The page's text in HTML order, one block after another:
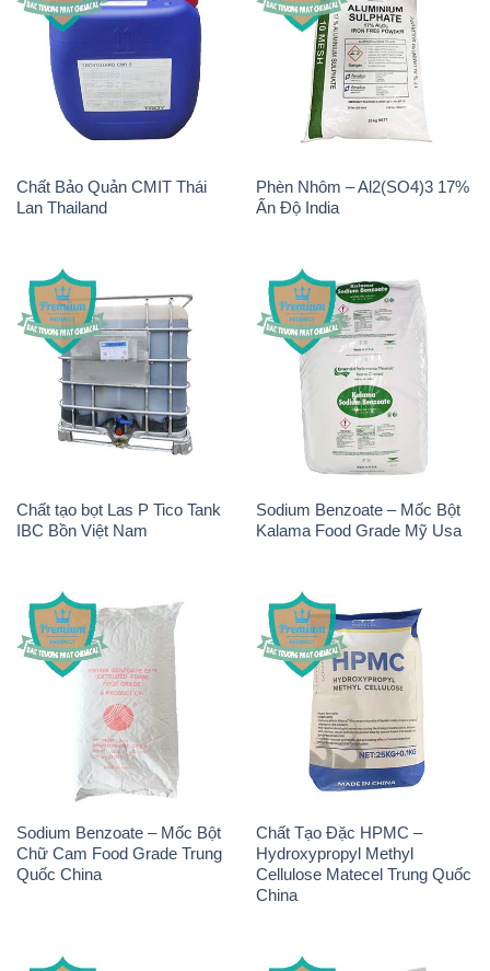
Chất Bảo Quản CMIT Thái
Lan Thailand
Phèn Nhôm – Al2(SO4)3 17%
Ấn Độ India
Chất tạo bọt Las P Tico Tank
IBC Bồn Việt Nam
Sodium Benzoate – Mốc Bột
Kalama Food Grade Mỹ Usa
Sodium Benzoate – Mốc Bột
Chữ Cam Food Grade Trung
Quốc China
Chất Tạo Đặc HPMC –
Hydroxypropyl Methyl
Cellulose Matecel Trung Quốc